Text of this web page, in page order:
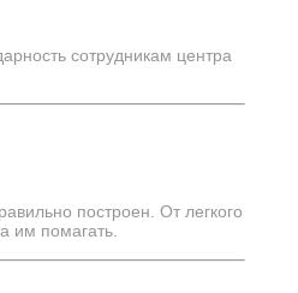
сотрудникам центра
построен. От легкого
им помагать.